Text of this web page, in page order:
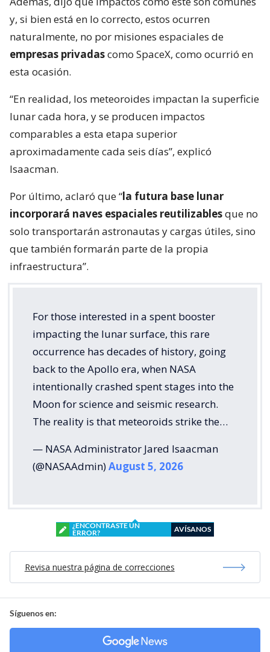
y, si bien está en lo correcto, estos ocurren
naturalmente, no por misiones espaciales de
empresas privadascomo SpaceX, como ocurrió en
esta ocasión.
“En realidad, los meteoroides impactan la superficie
lunar cada hora, y se producen impactos
comparables a esta etapa superior
aproximadamente cada seis días”, explicó
Isaacman.
Por último, aclaró que “la futura base lunar
incorporará naves espaciales reutilizablesque no
solo transportarán astronautas y cargas útiles, sino
que también formarán parte de la propia
infraestructura”.
For those interested in a spent booster
impacting the lunar surface, this rare
occurrence has decades of history, going
back to the Apollo era, when NASA
intentionally crashed spent stages into the
Moon for science and seismic research.
The reality is that meteoroids strike the…
— NASA Administrator Jared Isaacman
(@NASAAdmin)August 5, 2026
¿ENCONTRASTE UN
ERROR?
AVÍSANOS
Revisa nuestra página de correcciones
Síguenos en: